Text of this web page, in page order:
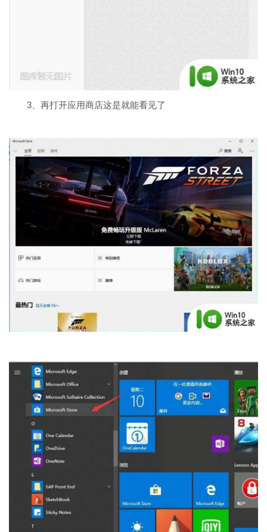
3、再打开应用商店这是就能看见了